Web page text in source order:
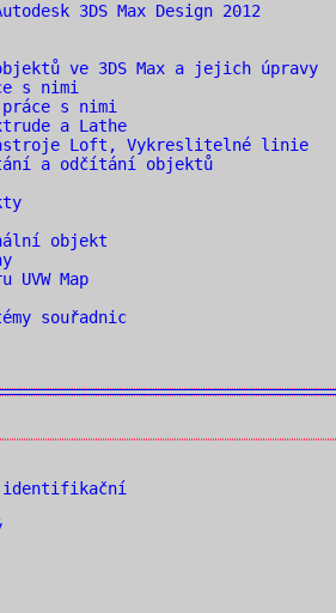
3DS Max Design 2012
ve 3DS Max a jejich úpravy
s nimi
s nimi
a Lathe
Loft, Vykreslitelné linie
a odčítání objektů
objekt
Map
souřadnic
identifikační